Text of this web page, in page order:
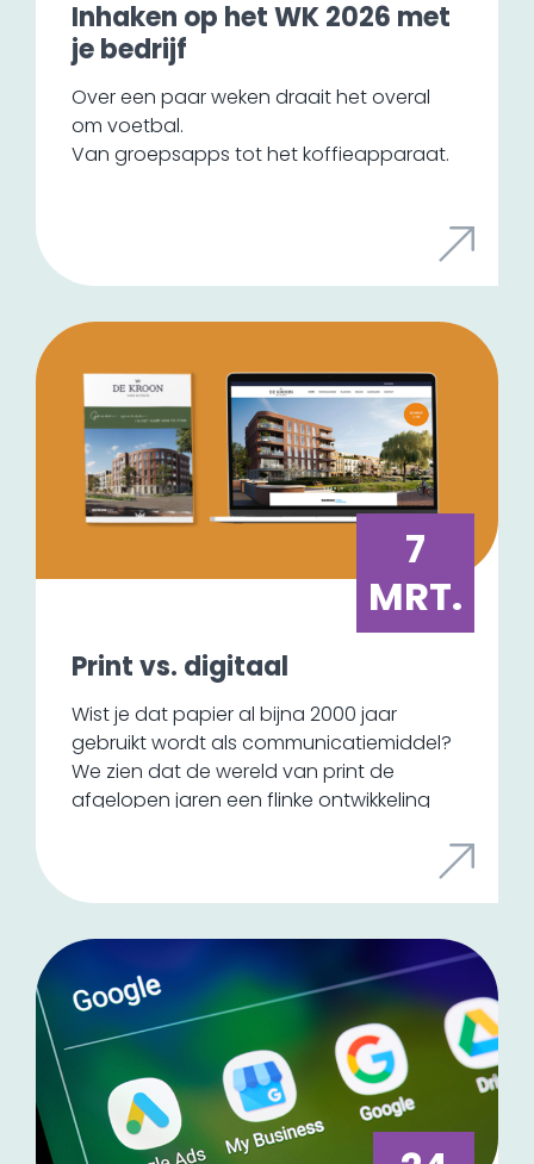
Inhaken op het WK 2026 met
je bedrijf
Over een paar weken draait het overal
om voetbal.
Van groepsapps tot het koffieapparaat.
Niet om 'ook iets met het WK te doen',
maar door slim in te haken op iets waar je
7
MRT.
Print vs. digitaal
Wist je dat papier al bijna 2000 jaar
gebruikt wordt als communicatiemiddel?
We zien dat de wereld van print de
afgelopen jaren een flinke ontwikkeling
is het de wereld van online die veel print
overneemt.
We zien de laatste tijd wel de trend dat
ook offline media weer een opmars
maakt. Door stijgende bezorgdheid over
de verandering van het klimaat, zien we
wel een andere ontwikkeling in het soort